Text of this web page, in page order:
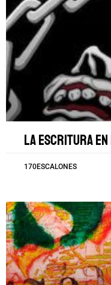
La escritura
170ESCALONES